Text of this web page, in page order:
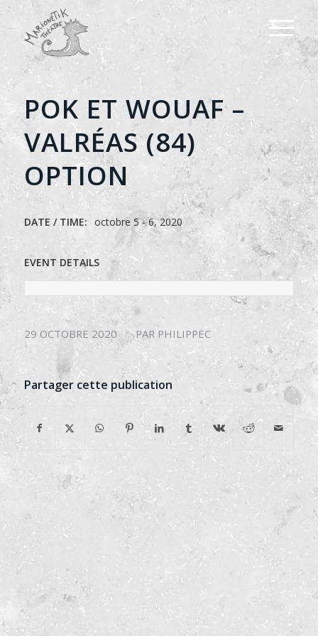
POK ET WOUAF –
VALRÉAS (84)
OPTION
DATE / TIME: octobre 5 - 6, 2020
EVENT DETAILS
29 OCTOBRE 2020 / PAR PHILIPPEC
Partager cette publication